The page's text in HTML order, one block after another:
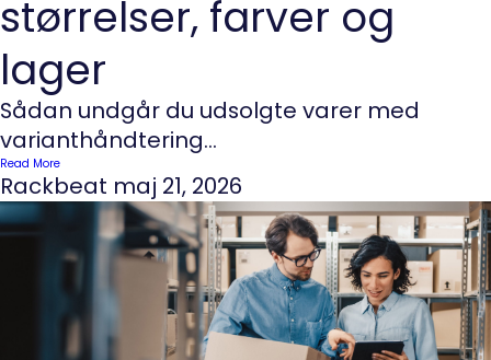
størrelser, farver og
lager
Sådan undgår du udsolgte varer med
varianthåndtering...
Read More
Rackbeat maj 21, 2026